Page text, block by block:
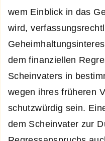
wem Einblick in das
wird,
dem finanziellen
Scheinvaters in
wegen ihres früheren
schutzwürdig sein.
dem Scheinvater zur